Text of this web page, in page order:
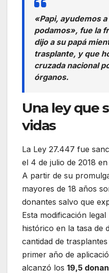
«Papi, ayudemos
podamos», fue la
dijo a su papá
trasplante, y que
cruzada nacional
órganos.
Una ley que
vidas
La Ley 27.447 fue
el 4 de julio de 2018
A partir de su
mayores de 18 años
donantes salvo que
Esta modificación
histórico en la tasa de
cantidad de
primer año de
alcanzó los 19,5